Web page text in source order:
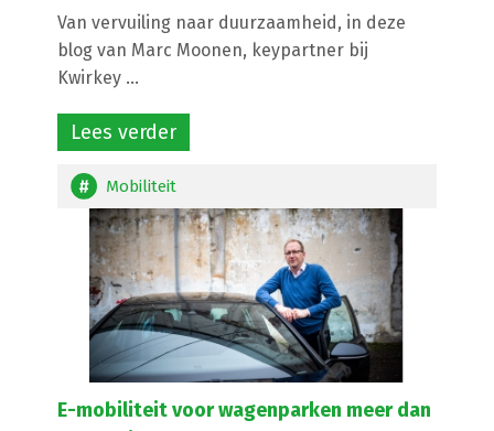
Van vervuiling naar duurzaamheid, in deze
blog van Marc Moonen, keypartner bij
Kwirkey ...
Lees verder
Mobiliteit
E-mobiliteit voor wagenparken meer dan